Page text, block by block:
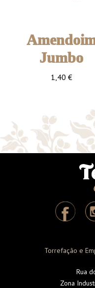
Jumbo
1,40 €
Torrefação e
Rua
Zona